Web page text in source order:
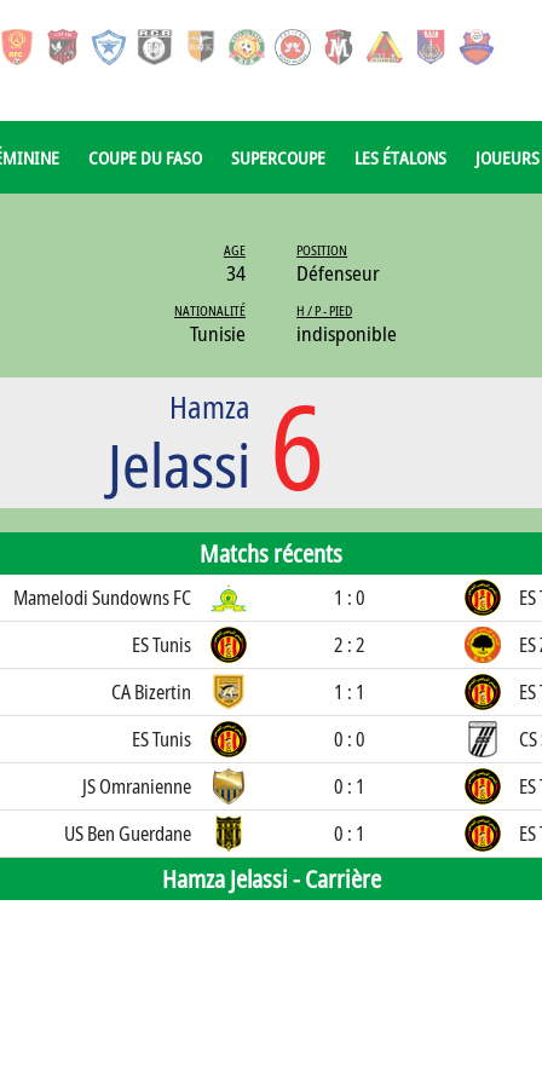
COUPE DU FASO SUPERCOUPE LES ÉTALONS
AGE
34
NATIONALITÉ
Tunisie
POSITION
Défenseur
H / P - PIED
indisponible
6
Hamza
Jelassi
Matchs récents
Mamelodi Sundowns FC 1 : 0
ES Tunis
2 : 2
CA Bizertin
1 : 1
ES Tunis
0 : 0
JS Omranienne
0 : 1
US Ben Guerdane
0 : 1
Hamza Jelassi -Carrière